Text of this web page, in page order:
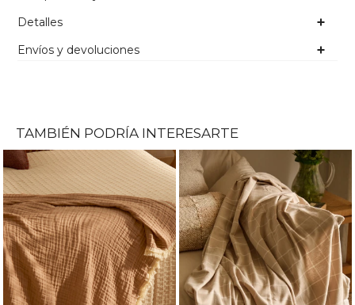
Detalles
Envíos y devoluciones
TAMBIÉN PODRÍA INTERESARTE